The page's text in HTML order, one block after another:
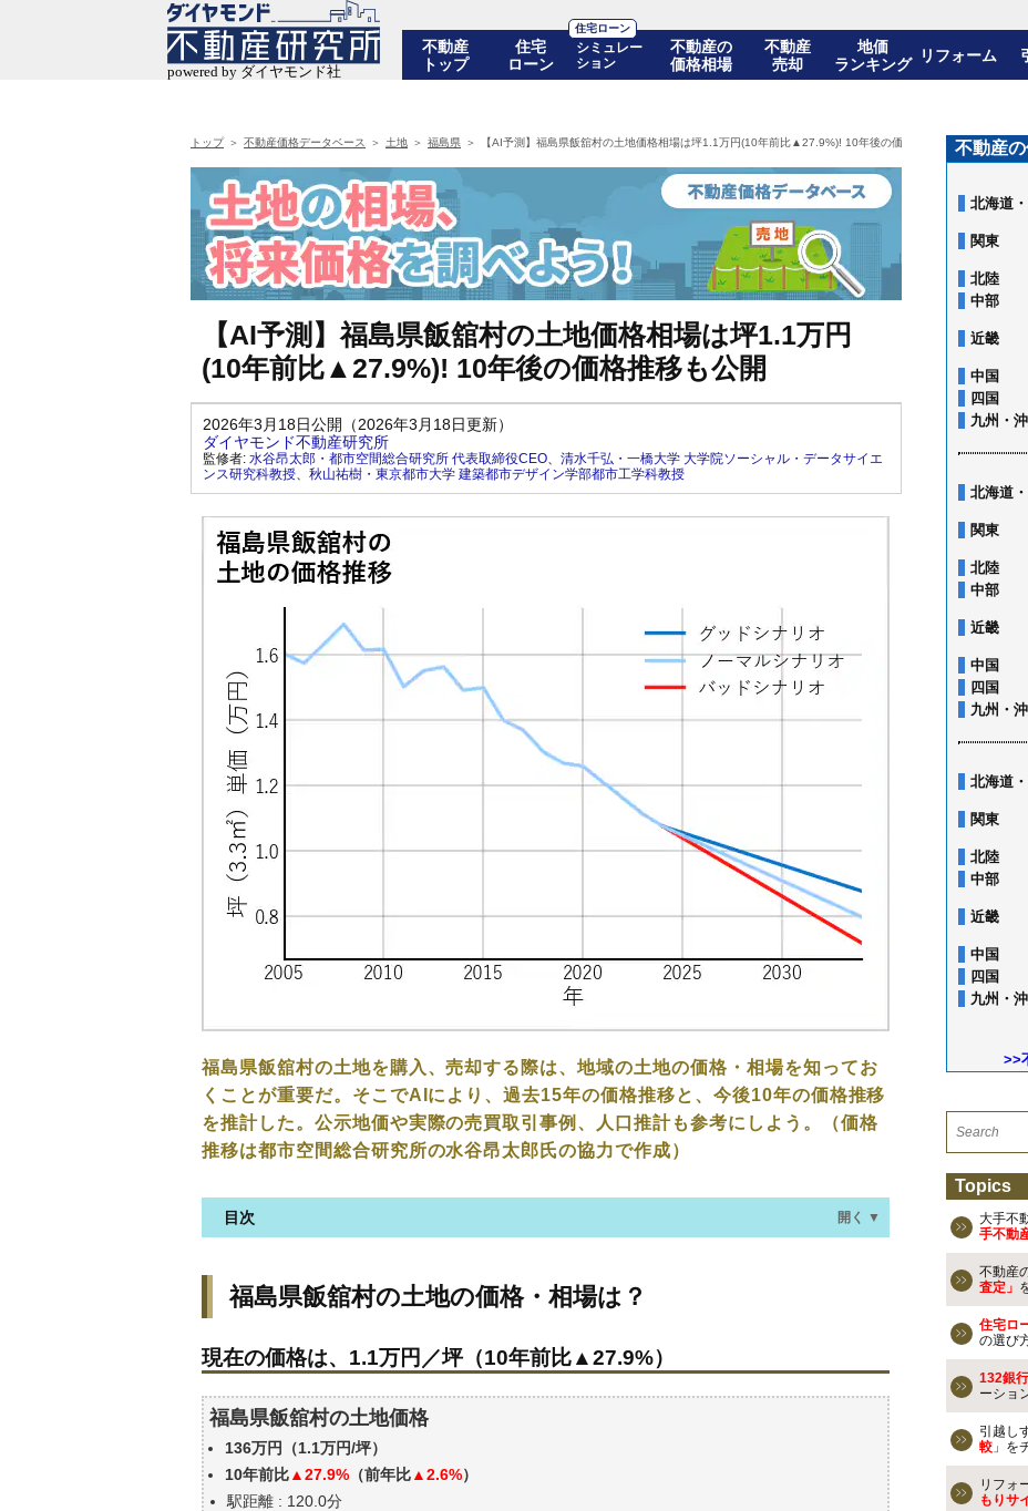
不動産
トップ
住宅
ローン
住宅ローン
シミュレー
ション
不動産の
価格相場
不動産
売却
地価
ランキング
リフォーム
トップ 不動産価格データベース 土地 福島県 【AI予測】福島県飯舘村の土地価格相場は坪1.1万円(10年前比▲27.9%)! 10年後の価格推移も公開
【AI予測】福島県飯舘村の土地価格相場は坪1.1万円
(10年前比▲27.9%)! 10年後の価格推移も公開
2026年3月18日公開（2026年3月18日更新）
ダイヤモンド不動産研究所
監修者: 水谷昂太郎・都市空間総合研究所 代表取締役CEO、 清水千弘・一橋大学 大学院ソーシャル・データサイエ
ンス研究科教授、 秋山祐樹・東京都市大学 建築都市デザイン学部都市工学科教授
福島県飯舘村の土地を購入、売却する際は、地域の土地の価格・相場を知ってお
くことが重要だ。そこでAIにより、過去15年の価格推移と、今後10年の価格推移
を推計した。公示地価や実際の売買取引事例、人口推計も参考にしよう。（価格
推移は都市空間総合研究所の水谷昂太郎氏の協力で作成）
目次 開く ▼
現在の価格は、1.1万円／坪（10年前比▲27.9%）
駅からの徒歩距離で価格はどうなる？
福島県飯舘村の土地の過去の売買事例
自分の年収でいくらの不動産が買える？
福島県飯舘村の土地の価格・相場は？
現在の価格は、1.1万円／坪（10年前比▲27.9%）
福島県飯舘村の土地価格
136万円（1.1万円/坪）
10年前比▲27.9% （前年比▲2.6%）
駅距離 : 120.0分
不動産
北海道
関東
北陸
中部
近畿
中国
四国
九州・
北海道
関東
北陸
中部
近畿
中国
四国
九州・
北海道
関東
北陸
中部
近畿
中国
四国
九州・
>>
Topics
大手不
手不動
不動産
査定」
住宅ロ
の選び
132銀
ーショ
引越し
較 」を
リフォ
もりサ